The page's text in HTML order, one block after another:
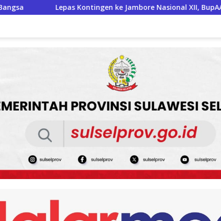
Nasional XII, BupAAS: Pramuka Bone Harus Jadi